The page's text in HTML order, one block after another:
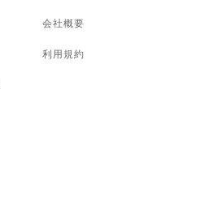
会社概要
利用規約